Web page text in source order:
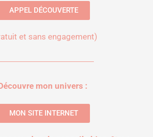
APPEL DÉCOUVERTE
et sans engagement)
mon univers :
MON SITE INTERNET